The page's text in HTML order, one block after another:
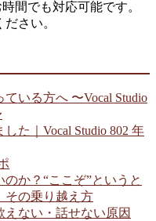
間でも対応可能です。
さい。
いる方へ 〜Vocal Studio
た｜Vocal Studio 802 年
か？“ここぞ”というと
その乗り越え方
えない・話せない原因